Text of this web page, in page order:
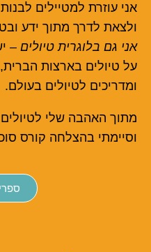
אני עוזרת למטיילים
ולצאת לדרך מתוך ידע
אני גם בלוגרית טיולים –
על טיולים בארצות הברית,
ומדריכים לטיולים בעולם.
מתוך האהבה שלי לטיולים
וסיימתי בהצלחה קורס